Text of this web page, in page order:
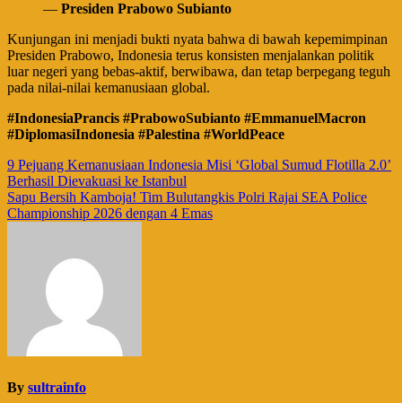
— Presiden Prabowo Subianto
​Kunjungan ini menjadi bukti nyata bahwa di bawah kepemimpinan
Presiden Prabowo, Indonesia terus konsisten menjalankan politik
luar negeri yang bebas-aktif, berwibawa, dan tetap berpegang teguh
pada nilai-nilai kemanusiaan global.
#IndonesiaPrancis #PrabowoSubianto #EmmanuelMacron
#DiplomasiIndonesia #Palestina #WorldPeace
Navigasi
pos
9 Pejuang Kemanusiaan Indonesia Misi ‘Global Sumud Flotilla 2.0’
Berhasil Dievakuasi ke Istanbul
Sapu Bersih Kamboja! Tim Bulutangkis Polri Rajai SEA Police
Championship 2026 dengan 4 Emas
By sultrainfo